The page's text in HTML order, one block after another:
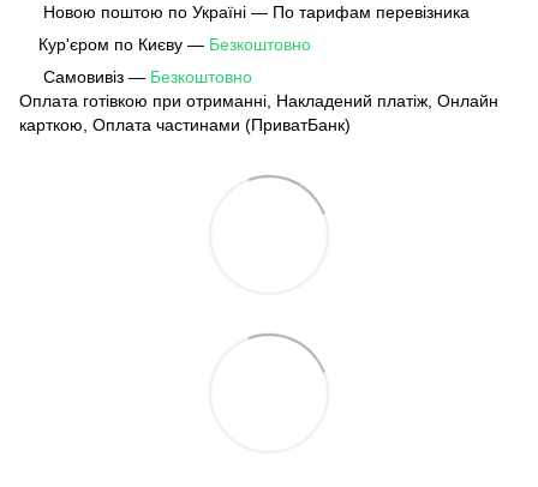
Новою поштою по Україні — По тарифам перевізника
Кур'єром по Києву — Безкоштовно
Самовивіз — Безкоштовно
Оплата готівкою при отриманні, Накладений платіж, Онлайн
карткою, Оплата частинами (ПриватБанк)